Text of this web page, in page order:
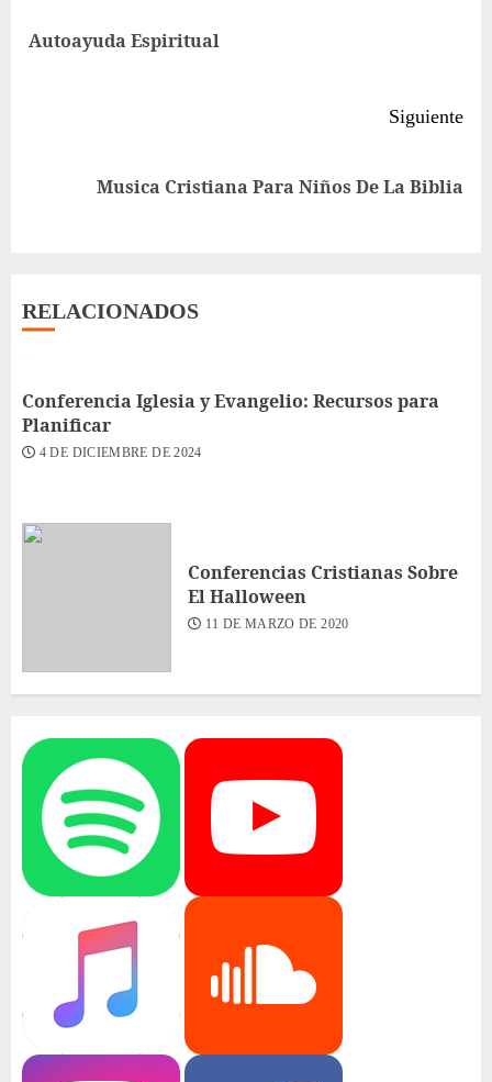
Autoayuda Espiritual
Siguiente
SiguienteMusica Cristiana Para Niños De La Biblia
RELACIONADOS
Conferencia Iglesia y Evangelio: Recursos para
Planificar
4 DE DICIEMBRE DE 2024
Conferencias Cristianas Sobre
El Halloween
11 DE MARZO DE 2020